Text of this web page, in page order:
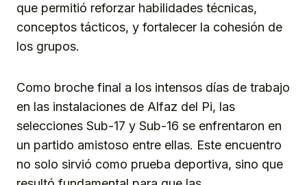
que permitió reforzar habilidades técnicas,
conceptos tácticos, y fortalecer la cohesión de
los grupos.
Como broche final a los intensos días de trabajo
en las instalaciones de Alfaz del Pi, las
selecciones Sub-17 y Sub-16 se enfrentaron en
un partido amistoso entre ellas. Este encuentro
no solo sirvió como prueba deportiva, sino que